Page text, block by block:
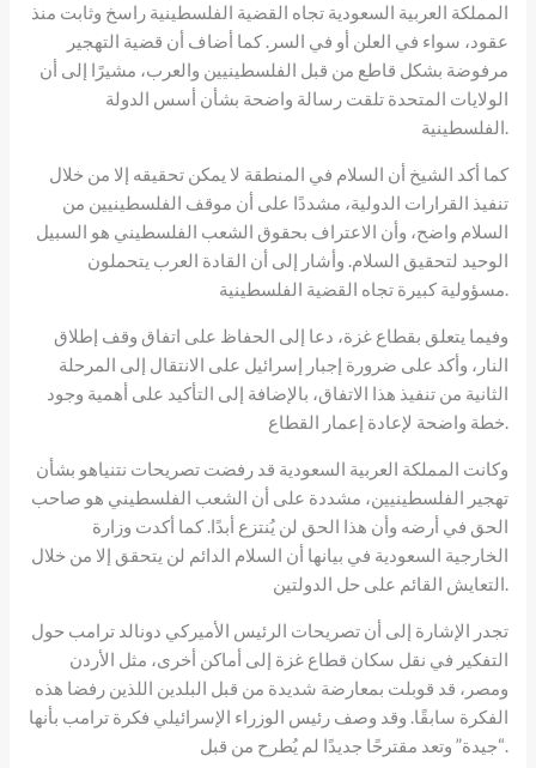
المملكة العربية السعودية تجاه القضية الفلسطينية راسخ وثابت منذ
عقود، سواء في العلن أو في السر. كما أضاف أن قضية التهجير
مرفوضة بشكل قاطع من قبل الفلسطينيين والعرب، مشيرًا إلى أن
الولايات المتحدة تلقت رسالة واضحة بشأن أسس الدولة
الفلسطينية.
كما أكد الشيخ أن السلام في المنطقة لا يمكن تحقيقه إلا من خلال
تنفيذ القرارات الدولية، مشددًا على أن موقف الفلسطينيين من
السلام واضح، وأن الاعتراف بحقوق الشعب الفلسطيني هو السبيل
الوحيد لتحقيق السلام. وأشار إلى أن القادة العرب يتحملون
مسؤولية كبيرة تجاه القضية الفلسطينية.
وفيما يتعلق بقطاع غزة، دعا إلى الحفاظ على اتفاق وقف إطلاق
النار، وأكد على ضرورة إجبار إسرائيل على الانتقال إلى المرحلة
الثانية من تنفيذ هذا الاتفاق، بالإضافة إلى التأكيد على أهمية وجود
خطة واضحة لإعادة إعمار القطاع.
وكانت المملكة العربية السعودية قد رفضت تصريحات نتنياهو بشأن
تهجير الفلسطينيين، مشددة على أن الشعب الفلسطيني هو صاحب
الحق في أرضه وأن هذا الحق لن يُنتزع أبدًا. كما أكدت وزارة
الخارجية السعودية في بيانها أن السلام الدائم لن يتحقق إلا من خلال
التعايش القائم على حل الدولتين.
تجدر الإشارة إلى أن تصريحات الرئيس الأميركي دونالد ترامب حول
التفكير في نقل سكان قطاع غزة إلى أماكن أخرى، مثل الأردن
ومصر، قد قوبلت بمعارضة شديدة من قبل البلدين اللذين رفضا هذه
الفكرة سابقًا. وقد وصف رئيس الوزراء الإسرائيلي فكرة ترامب بأنها
“جيدة” وتعد مقترحًا جديدًا لم يُطرح من قبل.